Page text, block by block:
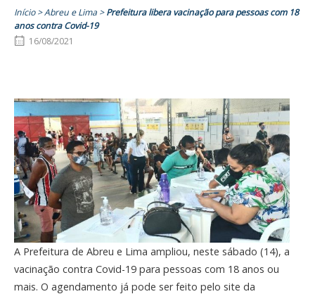
Início>Abreu e Lima >Prefeitura libera vacinação para pessoas com 18
anos contra Covid-19
16/08/2021
A Prefeitura de Abreu e Lima ampliou, neste sábado (14), a
vacinação contra Covid-19 para pessoas com 18 anos ou
mais. O agendamento já pode ser feito pelo site da